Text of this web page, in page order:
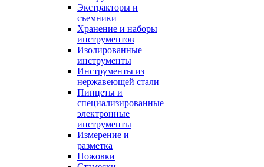
Экстракторы и
съемники
Хранение и наборы
инструментов
Изолированные
инструменты
Инструменты из
нержавеющей стали
Пинцеты и
специализированные
электронные
инструменты
Измерение и
разметка
Ножовки